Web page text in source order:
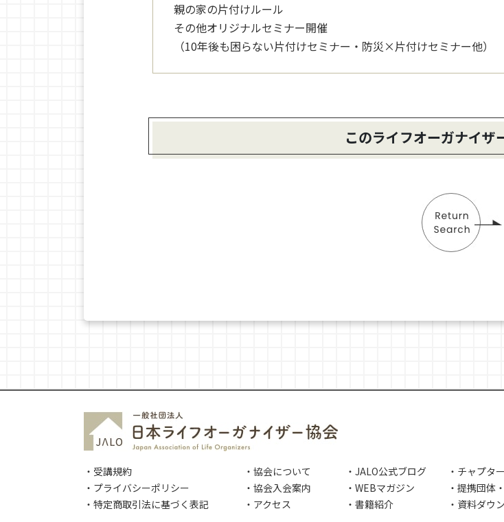
親の家の片付けルール
その他オリジナルセミナー開催
（10年後も困らない片付けセミナー・防災×片付けセミナー他）
このライフオーガナイザ
・受講規約 ・協会について ・JALO公式ブログ ・チャプタ
・プライバシーポリシー
・協会入会案内 ・WEBマガジン ・提携団体
・特定商取引法に基づく表記
・アクセス ・書籍紹介 ・資料ダウ